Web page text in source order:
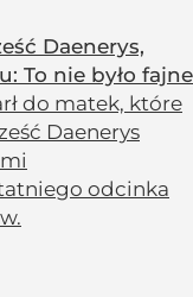
Daenerys,
To nie było fajne
do matek, które
Daenerys
odcinka